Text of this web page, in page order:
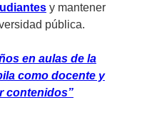
y mantener
pública.
en aulas de la
como docente y
contenidos”